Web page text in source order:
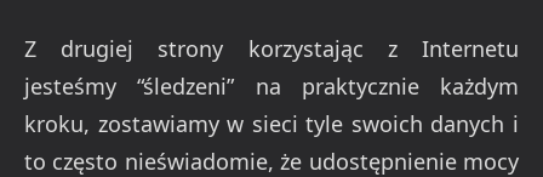
Z drugiej strony korzystając z Internetu
jesteśmy “śledzeni” na praktycznie każdym
kroku, zostawiamy w sieci tyle swoich danych i
to często nieświadomie, że udostępnienie mocy